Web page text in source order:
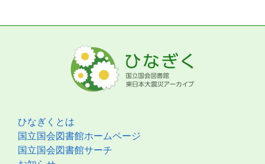
ひなぎくとは
国立国会図書館ホームページ
国立国会図書館サーチ